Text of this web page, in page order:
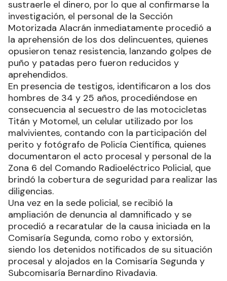
sustraerle el dinero, por lo que al confirmarse la
investigación, el personal de la Sección
Motorizada Alacrán inmediatamente procedió a
la aprehensión de los dos delincuentes, quienes
opusieron tenaz resistencia, lanzando golpes de
puño y patadas pero fueron reducidos y
aprehendidos.
En presencia de testigos, identificaron a los dos
hombres de 34 y 25 años, procediéndose en
consecuencia al secuestro de las motocicletas
Titán y Motomel, un celular utilizado por los
malvivientes, contando con la participación del
perito y fotógrafo de Policía Científica, quienes
documentaron el acto procesal y personal de la
Zona 6 del Comando Radioeléctrico Policial, que
brindó la cobertura de seguridad para realizar las
diligencias.
Una vez en la sede policial, se recibió la
ampliación de denuncia al damnificado y se
procedió a recaratular de la causa iniciada en la
Comisaría Segunda, como robo y extorsión,
siendo los detenidos notificados de su situación
procesal y alojados en la Comisaría Segunda y
Subcomisaría Bernardino Rivadavia.